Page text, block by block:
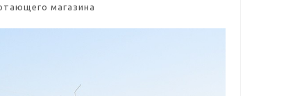
магазина